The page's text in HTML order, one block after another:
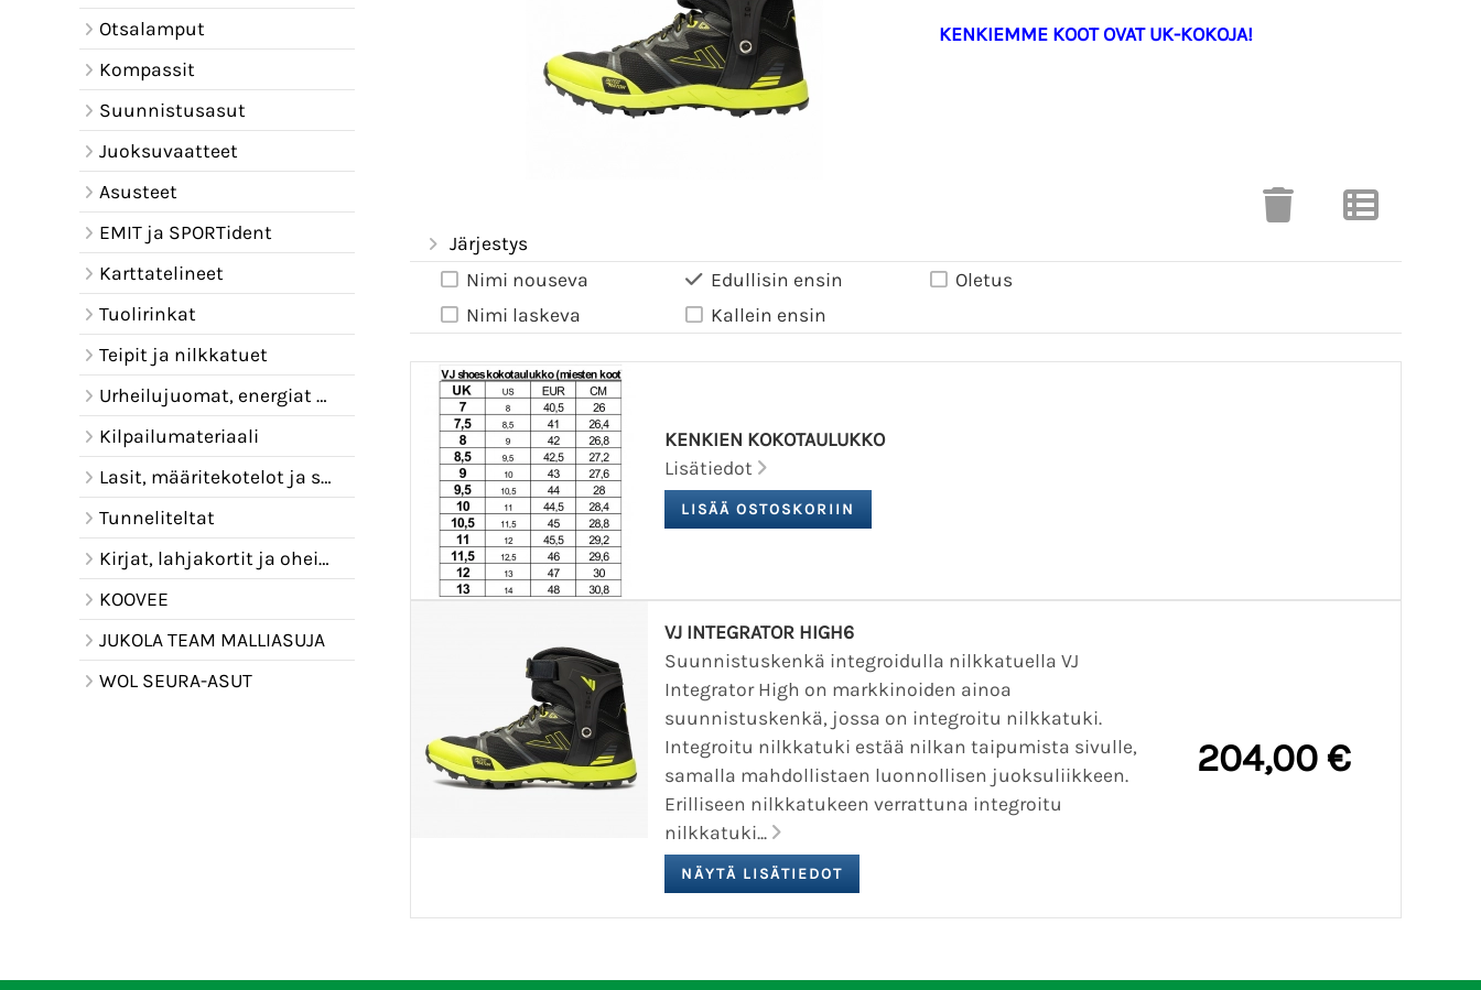
Otsalamput
Kompassit
Suunnistusasut
Juoksuvaatteet
Asusteet
EMIT ja SPORTident
Karttatelineet
Tuolirinkat
Teipit ja nilkkatuet
Urheilujuomat, energiat ja juomavyöt
Kilpailumateriaali
Lasit, määritekotelot ja sadelipat
Tunneliteltat
Kirjat, lahjakortit ja oheistuotteet
KOOVEE
JUKOLA TEAM MALLIASUJA
WOL SEURA-ASUT
KENKIEMME KOOT OVAT UK-KOKOJA!
Järjestys
Nimi nouseva
Nimi laskeva
Edullisin ensin
Kallein ensin
Oletus
KENKIEN KOKOTAULUKKO
Lisätiedot
VJ INTEGRATOR HIGH6
Suunnistuskenkä integroidulla nilkkatuella VJ
Integrator High on markkinoiden ainoa
suunnistuskenkä, jossa on integroitu nilkkatuki.
Integroitu nilkkatuki estää nilkan taipumista sivulle,
samalla mahdollistaen luonnollisen juoksuliikkeen.
Erilliseen nilkkatukeen verrattuna integroitu
nilkkatuki...
204,00 €